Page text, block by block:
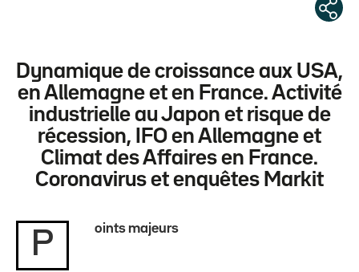
Dynamique de croissance aux USA,
en Allemagne et en France. Activité
industrielle au Japon et risque de
récession, IFO en Allemagne et
Climat des Affaires en France.
Coronavirus et enquêtes Markit
P
oints majeurs